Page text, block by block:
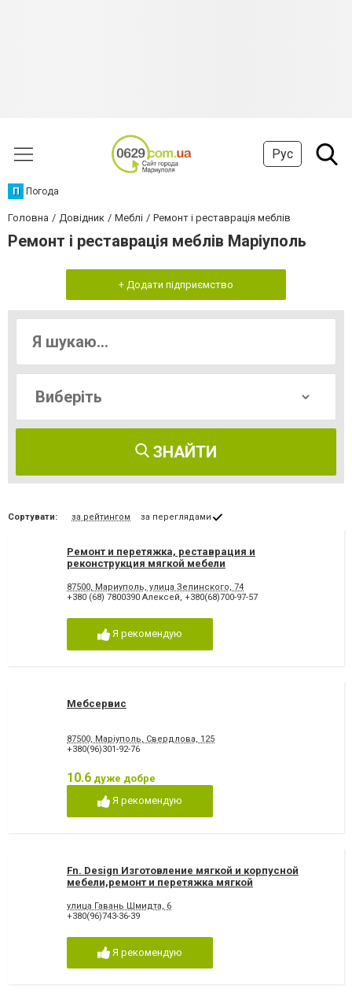
Рус
П Погода
Головна Довідник Меблі Ремонт і реставрація меблів
Ремонт і реставрація меблів Маріуполь
+ Додати підприємство
ЗНАЙТИ
Сортувати: за рейтингом за переглядами
Ремонт и перетяжка, реставрация и
реконструкция мягкой мебели
87500, Мариуполь, улица Зелинского, 74
+380 (68) 7800390 Алексей, +380(68)700-97-57
Я рекомендую
Мебсервис
87500, Маріуполь, Свердлова, 125
+380(96)301-92-76
10.6 дуже добре
Я рекомендую
Fn. Design Изготовление мягкой и корпусной
мебели,ремонт и перетяжка мягкой
улица Гавань Шмидта, 6
+380(96)743-36-39
Я рекомендую